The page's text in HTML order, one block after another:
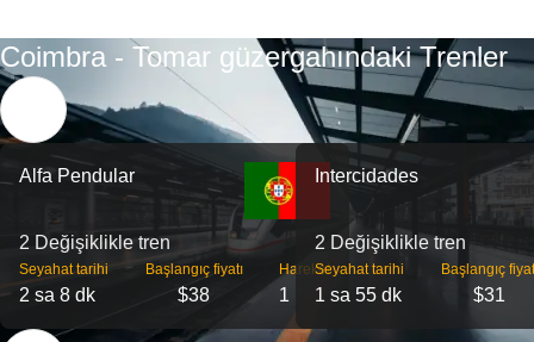
Coimbra - Tomar güzergahındaki Trenler
Alfa Pendular
2 Değişiklikle tren
Seyahat tarihi
2 sa 8 dk
Başlangıç ​​fiyatı
$38
Hareket
1
Intercidades
2 Değişiklikle tren
Seyahat tarihi
1 sa 55 dk
Başlangıç
$31